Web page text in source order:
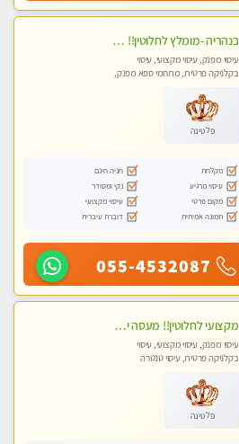
בנהריה -מומלץ לחלוטין!! מעסה יפה איכותית מקצועית ומפנקת מאוד פרטי מומלץ בחום
עיסוי מפנק, עיסוי מקצועי, עיסוי
בקלניקה פרטית, מתחמי ספא מפנק,
פלטינה
מקלחת
חניה חינם
עיסוי מרגיע
נקי ומסודר
מקום פרטי
עיסוי מקצועי
תמונה אמיתית
דוברת עיברית
055-4532087
מקצועי לחלוטין!! מעסה יפה איכותית מקצועית ומפנקת מאוד פרטי מומלץ בחום.עיסוי מפנק מאוווד.
עיסוי מפנק, עיסוי מקצועי, עיסוי
בקלניקה פרטית, עיסוי טנטרה
פלטינה